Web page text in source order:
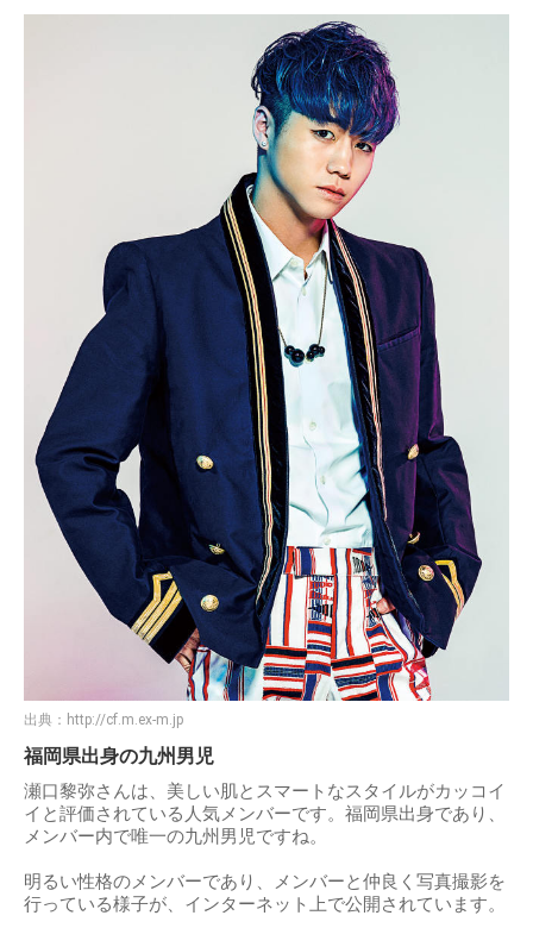
出典： http://cf.m.ex-m.jp
福岡県出身の九州男児
瀬口黎弥さんは、美しい肌とスマートなスタイルがカッコイ
イと評価されている人気メンバーです。福岡県出身であり、
メンバー内で唯一の九州男児ですね。
明るい性格のメンバーであり、メンバーと仲良く写真撮影を
行っている様子が、インターネット上で公開されています。